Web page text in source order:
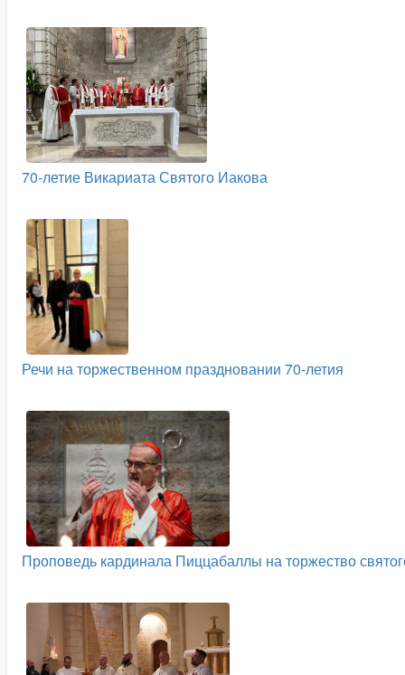
70-летие Викариата Святого Иакова
Речи на торжественном праздновании 70-летия
Проповедь кардинала Пиццабаллы на торжество